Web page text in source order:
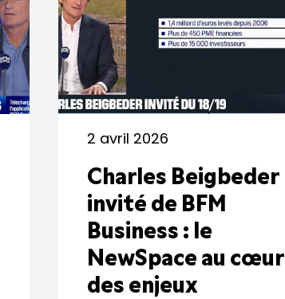
2 avril 2026
Charles Beigbeder
invité de BFM
Business : le
NewSpace au cœur
des enjeux